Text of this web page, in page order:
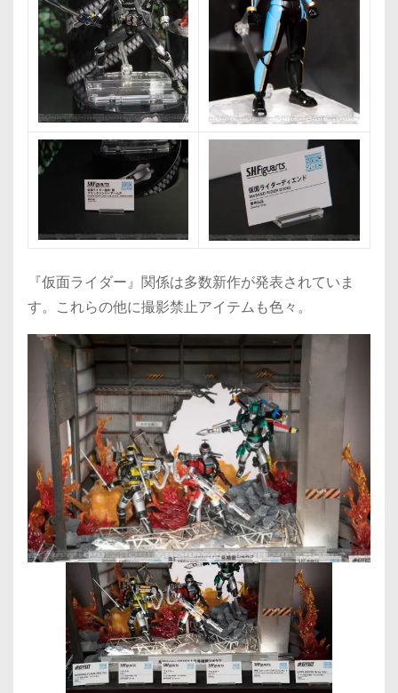
『仮面ライダー』関係は多数新作が発表されていま
す。これらの他に撮影禁止アイテムも色々。